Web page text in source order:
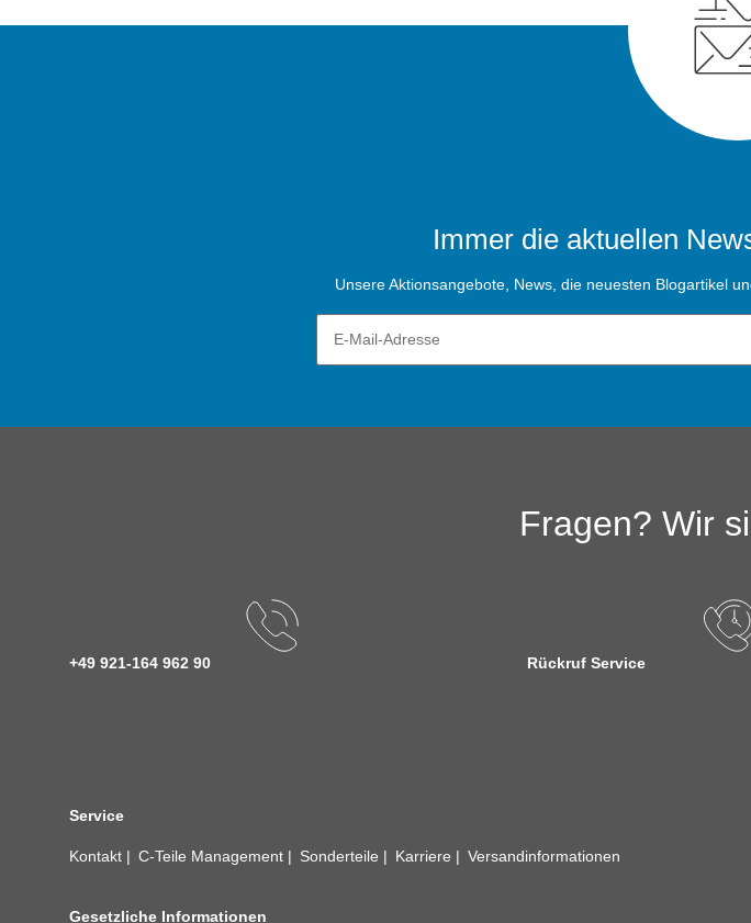
Immer die aktuellen
Unsere Aktionsangebote, News, die neuesten Blogartikel
Fragen? Wir
+49 921-164 962 90 Rückruf Service
Service
Kontakt C-Teile Management Sonderteile Karriere Versandinformationen
Gesetzliche Informationen